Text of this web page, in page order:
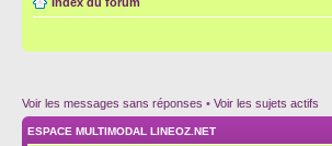
Voir les messages sans réponses • Voir les sujets actifs
ESPACE MULTIMODAL LINEOZ.NET